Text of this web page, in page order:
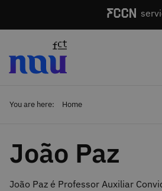
You are here: Home
João Paz
João Paz é Professor Auxiliar